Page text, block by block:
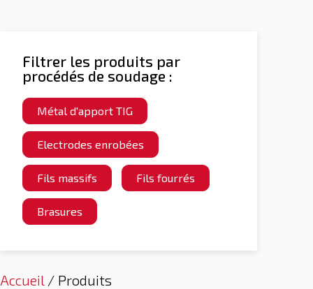
Filtrer les produits par
procédés de soudage :
Métal d'apport TIG
Electrodes enrobées
Fils massifs Fils fourrés
Brasures
Accueil / Produits